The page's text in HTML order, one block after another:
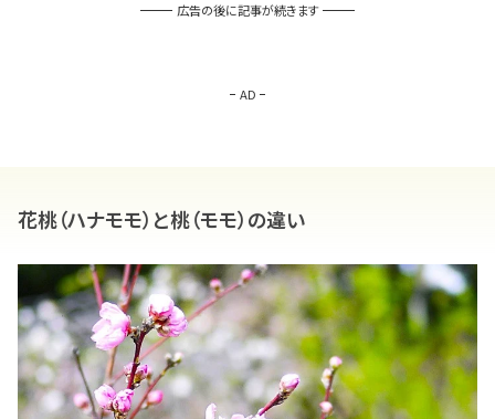
広告の後に記事が続きます
AD
花桃（ハナモモ）と桃（モモ）の違い